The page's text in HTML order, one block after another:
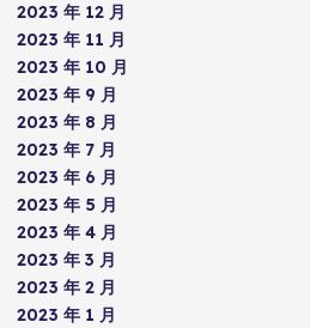
2023 年 12 月
2023 年 11 月
2023 年 10 月
2023 年 9 月
2023 年 8 月
2023 年 7 月
2023 年 6 月
2023 年 5 月
2023 年 4 月
2023 年 3 月
2023 年 2 月
2023 年 1 月